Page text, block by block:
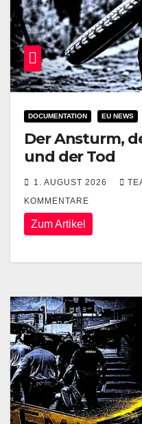
DOCUMENTATION EU NEWS
Der Ansturm,
und der Tod
1. AUGUST 2026
KOMMENTARE
Zum Artikel